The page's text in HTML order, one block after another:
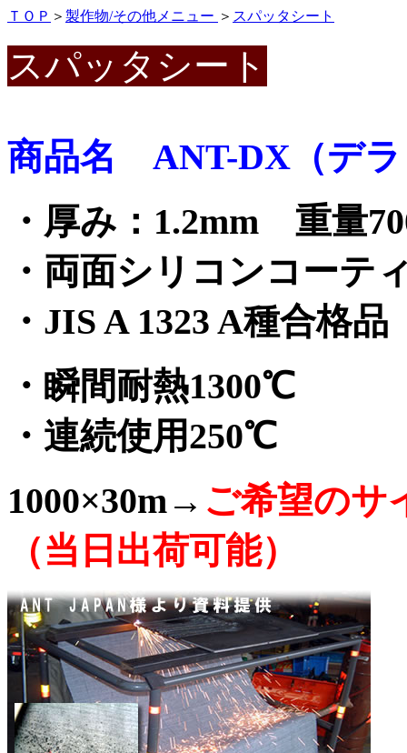
ＴＯＰ ＞ 製作物/その他メニュー ＞ スパッタシート
スパッタシート
商品名 ANT-DX（デラ
・厚み：1.2mm 重量
・両面シリコンコーテ
・JIS A 1323 A種合格品
・瞬間耐熱1300℃
・連続使用250℃
1000×30m→ ご希望のサ
（当日出荷可能）